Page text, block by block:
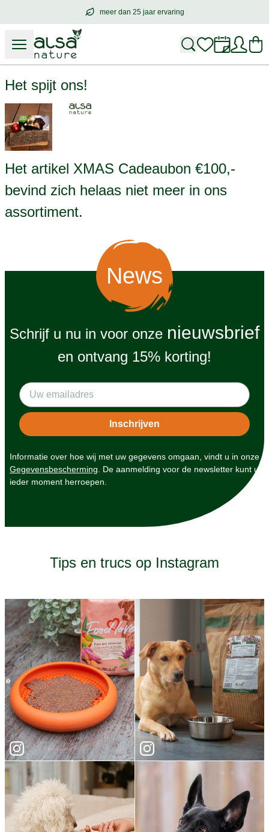
meer dan 25 jaar ervaring
meer dan25 jaar ervaring
XMAS Cadeaubon €100,-
Het spijt ons!
Het artikel XMAS Cadeaubon €100,-
bevind zich helaas niet meer in ons
assortiment.
News
Schrijf u nu in voor onze nieuwsbrief
en ontvang 15% korting!
Informatie over hoe wij met uw gegevens omgaan, vindt u in onze
Gegevensbescherming . De aanmelding voor de newsletter kunt u
ieder moment herroepen.
Tips en trucs op Instagram